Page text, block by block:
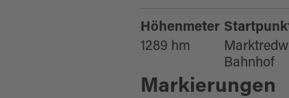
Höhenmeter
1289 hm
Bahnhof
Markierungen